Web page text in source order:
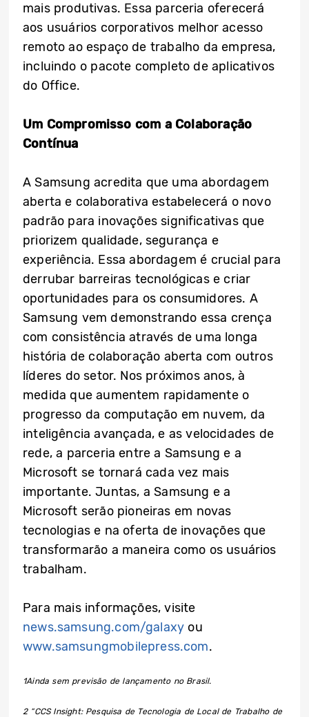
mais produtivas. Essa parceria oferecerá
aos usuários corporativos melhor acesso
remoto ao espaço de trabalho da empresa,
incluindo o pacote completo de aplicativos
do Office.
Um Compromisso com a Colaboração
Contínua
A Samsung acredita que uma abordagem
aberta e colaborativa estabelecerá o novo
padrão para inovações significativas que
priorizem qualidade, segurança e
experiência. Essa abordagem é crucial para
derrubar barreiras tecnológicas e criar
oportunidades para os consumidores. A
Samsung vem demonstrando essa crença
com consistência através de uma longa
história de colaboração aberta com outros
líderes do setor. Nos próximos anos, à
medida que aumentem rapidamente o
progresso da computação em nuvem, da
inteligência avançada, e as velocidades de
rede, a parceria entre a Samsung e a
Microsoft se tornará cada vez mais
importante. Juntas, a Samsung e a
Microsoft serão pioneiras em novas
tecnologias e na oferta de inovações que
transformarão a maneira como os usuários
trabalham.
Para mais informações, visite
news.samsung.com/galaxy ou
www.samsungmobilepress.com.
1Ainda sem previsão de lançamento no Brasil.
2 “CCS Insight: Pesquisa de Tecnologia de Local de Trabalho de